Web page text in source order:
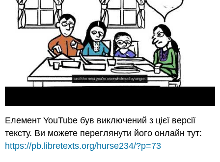
Елемент YouTube був виключений з цієї версії
тексту. Ви можете переглянути його онлайн тут:
https://pb.libretexts.org/hurse234/?p=73